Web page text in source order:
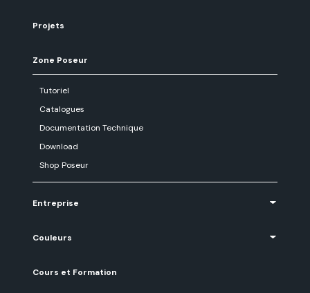
Projets
Zone Poseur
Tutoriel
Catalogues
Documentation Technique
Download
Shop Poseur
Entreprise
Couleurs
Cours et Formation